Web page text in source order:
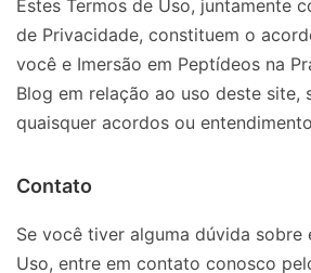
Estes Termos de Uso, juntamente
de Privacidade, constituem o
você e Imersão em Peptídeos na
Blog em relação ao uso deste site,
quaisquer acordos ou
Contato
Se você tiver alguma dúvida sobre
Uso, entre em contato conosco